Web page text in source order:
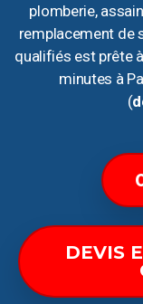
plomberie,
remplacement de
qualifiés est prête
minutes à
(
DEVIS